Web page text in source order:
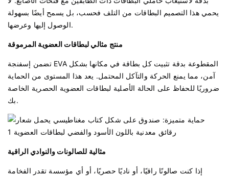
يحمي هذا التصميم البطاقات من التلف فحسب، بل يسمح أيضًا بسهولة
الوصول إليها وعرضها.
منتج مثالي لبطاقات العضوية المرموقة
تضمن إسفنجة EVA المقطوعة بدقة تثبيت كل بطاقة في مكانها بشكل
آمن، مما يمنع الحركة والتآكل المحتمل. يعد هذا المستوى من الحماية
ضروريًا للحفاظ على الحالة الأصلية لبطاقات العضوية الحصرية الخاصة
بك.
مثالية للصالونات والنوادي الراقية
إذا كنت صالونًا راقيًا، أو ناديًا حصريًا، أو أي مؤسسة تقدر الفخامة